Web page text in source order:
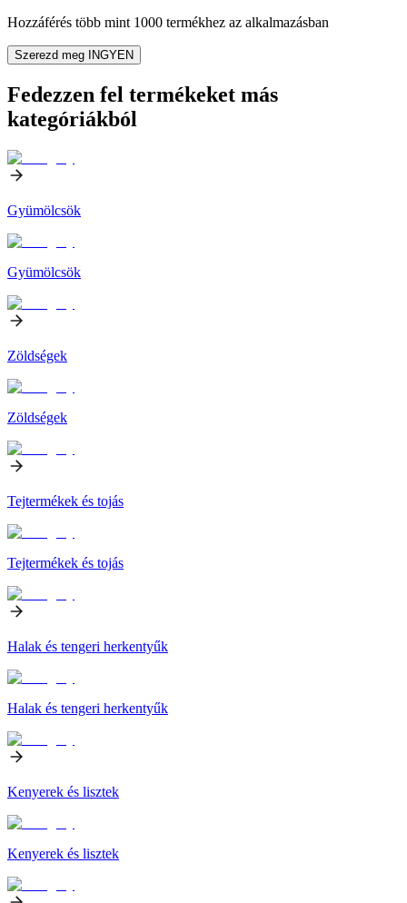
Hozzáférés több mint 1000 termékhez az alkalmazásban
Szerezd meg INGYEN
Fedezzen fel termékeket más
kategóriákból
Gyümölcsök
Gyümölcsök
Zöldségek
Zöldségek
Tejtermékek és tojás
Tejtermékek és tojás
Halak és tengeri herkentyűk
Halak és tengeri herkentyűk
Kenyerek és lisztek
Kenyerek és lisztek